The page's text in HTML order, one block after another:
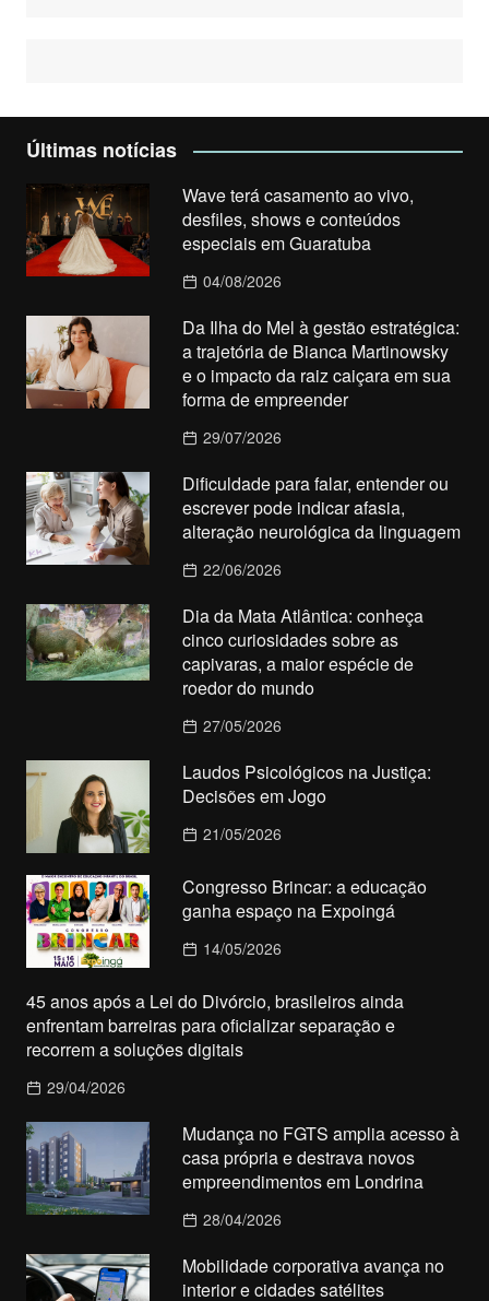
Últimas notícias
Wave terá casamento ao vivo,
desfiles, shows e conteúdos
especiais em Guaratuba
04/08/2026
Da Ilha do Mel à gestão estratégica:
a trajetória de Bianca Martinowsky
e o impacto da raiz caiçara em sua
forma de empreender
29/07/2026
Dificuldade para falar, entender ou
escrever pode indicar afasia,
alteração neurológica da linguagem
22/06/2026
Dia da Mata Atlântica: conheça
cinco curiosidades sobre as
capivaras, a maior espécie de
roedor do mundo
27/05/2026
Laudos Psicológicos na Justiça:
Decisões em Jogo
21/05/2026
Congresso Brincar: a educação
ganha espaço na Expoingá
14/05/2026
45 anos após a Lei do Divórcio, brasileiros ainda
enfrentam barreiras para oficializar separação e
recorrem a soluções digitais
29/04/2026
Mudança no FGTS amplia acesso à
casa própria e destrava novos
empreendimentos em Londrina
28/04/2026
Mobilidade corporativa avança no
interior e cidades satélites